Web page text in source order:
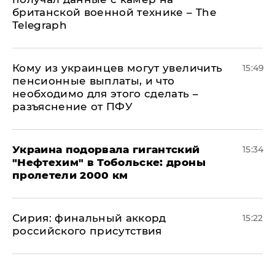
британской военной технике – The
Telegraph
Кому из украинцев могут увеличить
пенсионные выплаты, и что
необходимо для этого сделать –
разъяснение от ПФУ
15:49
Украина подорвала гигантский
"Нефтехим" в Тобольске: дроны
пролетели 2000 км
15:34
​Сирия: финальный аккорд
российского присутствия
15:22